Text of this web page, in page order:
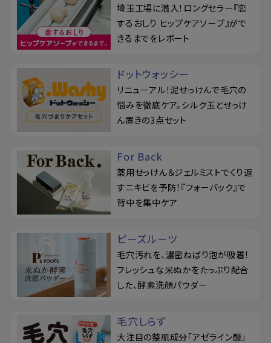
埼玉工場に潜入！ロングセラー『恋
するおしり ヒップケアソープ』がで
きるまでをレポート
ドットウォッシー
リニューアル！泥せっけんで毛穴の
悩みを徹底ケア。シルク玉とせっけ
ん置きの3点セット
For Back
薬用せっけん＆ジェルミストでくり返
すニキビを予防！『フォーバック』で
背中を集中ケア
ピーズルーツ
毛穴汚れを、濃密ねばり泡が吸着！
フレッシュな米ぬかをたっぷり配合
した、酵素洗顔パウダー
毛穴しらず
大注目の整肌成分「アゼライン酸」